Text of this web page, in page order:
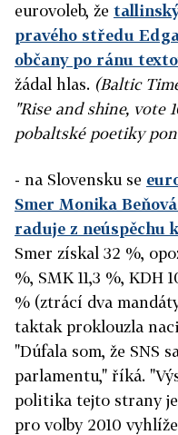
eurovoleb, že
pravého středu
občany po ránu
žádal hlas. (Baltic
"Rise and shine, vote
pobaltské poetiky
- na Slovensku se
Smer Monika
raduje z neúspěchu
Smer získal 32 %,
%, SMK 11,3 %, KDH
% (ztrácí dva
taktak proklouzla
"Dúfala som, že SNS
parlamentu," říká.
politika tejto strany je
pro volby 2010